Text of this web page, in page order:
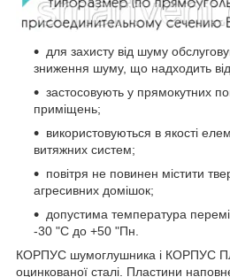
для захисту від шуму
зниження шуму, що надходить від
застосовують у прямокутних
приміщень;
використовуються в якості
витяжних систем;
повітря не повинен містити
агресивних домішок;
допустима температура
-30 "С до +50 "Пн.
КОРПУС шумоглушника і КОРПУС
оцинкованої сталі. Пластини